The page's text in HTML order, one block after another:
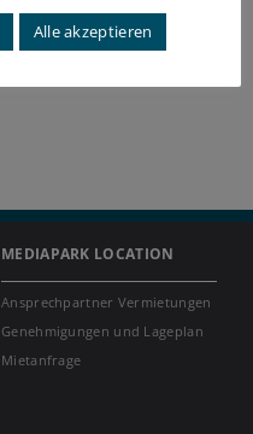
MEDIAPARK LOCATION
Ansprechpartner Vermietungen
Genehmigungen und Lageplan
Mietanfrage
Alle akzeptieren